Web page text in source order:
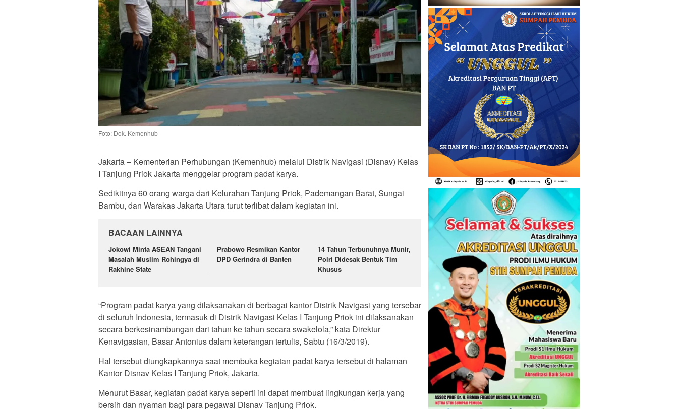
Foto: Dok. Kemenhub
Jakarta – Kementerian Perhubungan (Kemenhub) melalui Distrik Navigasi (Disnav) Kelas
I Tanjung Priok Jakarta menggelar program padat karya.
Sedikitnya 60 orang warga dari Kelurahan Tanjung Priok, Pademangan Barat, Sungai
Bambu, dan Warakas Jakarta Utara turut terlibat dalam kegiatan ini.
BACAAN LAINNYA
Jokowi Minta ASEAN Tangani
Masalah Muslim Rohingya di
Rakhine State
Prabowo Resmikan Kantor
DPD Gerindra di Banten
14 Tahun Terbunuhnya Munir,
Polri Didesak Bentuk Tim
Khusus
“Program padat karya yang dilaksanakan di berbagai kantor Distrik Navigasi yang tersebar
di seluruh Indonesia, termasuk di Distrik Navigasi Kelas I Tanjung Priok ini dilaksanakan
secara berkesinambungan dari tahun ke tahun secara swakelola,” kata Direktur
Kenavigasian, Basar Antonius dalam keterangan tertulis, Sabtu (16/3/2019).
Hal tersebut diungkapkannya saat membuka kegiatan padat karya tersebut di halaman
Kantor Disnav Kelas I Tanjung Priok, Jakarta.
Menurut Basar, kegiatan padat karya seperti ini dapat membuat lingkungan kerja yang
bersih dan nyaman bagi para pegawai Disnav Tanjung Priok.